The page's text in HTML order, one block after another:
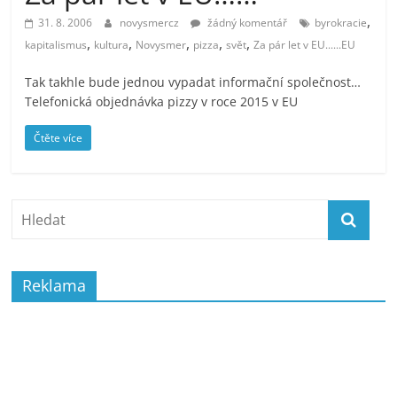
prospívá?
31. 8. 2006 novysmercz žádný komentář byrokracie,
kapitalismus, kultura, Novysmer, pizza,svět,Za pár let v EU......EU
Tak takhle bude jednou vypadat informační společnost…
Telefonická objednávka pizzy v roce 2015 v EU
Čtěte více
Reklama